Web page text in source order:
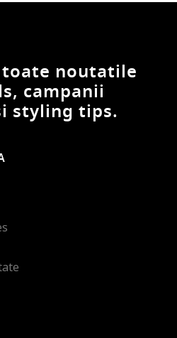
noutatile
campanii
styling tips.